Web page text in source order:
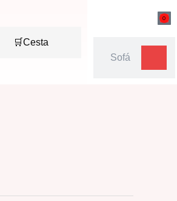
🛒Cesta
0